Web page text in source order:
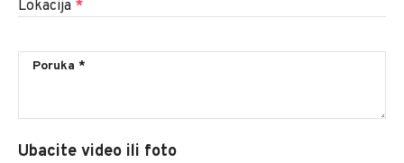
Lokacija *
Ubacite video ili foto